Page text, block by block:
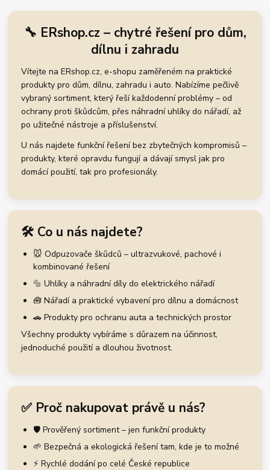
🔧 ERshop.cz – chytré řešení pro dům,
dílnu i zahradu
Vítejte na ERshop.cz, e-shopu zaměřeném na praktické
produkty pro dům, dílnu, zahradu i auto. Nabízíme pečlivě
vybraný sortiment, který řeší každodenní problémy – od
ochrany proti škůdcům, přes náhradní uhlíky do nářadí, až
po užitečné nástroje a příslušenství.
U nás najdete funkční řešení bez zbytečných kompromisů –
produkty, které opravdu fungují a dávají smysl jak pro
domácí použití, tak pro profesionály.
🛠️ Co u nás najdete?
🐭 Odpuzovače škůdců – ultrazvukové, pachové i
kombinované řešení
🔩 Uhlíky a náhradní díly do elektrického nářadí
🧰 Nářadí a praktické vybavení pro dílnu a domácnost
🚗 Produkty pro ochranu auta a technických prostor
Všechny produkty vybíráme s důrazem na účinnost,
jednoduché použití a dlouhou životnost.
✅ Proč nakupovat právě u nás?
🛡️ Prověřený sortiment – jen funkční produkty
🌱 Bezpečná a ekologická řešení tam, kde je to možné
⚡ Rychlé dodání po celé České republice